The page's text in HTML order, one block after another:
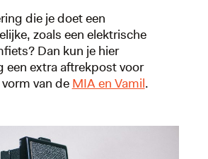
die je doet een
zoals een elektrische
Dan kun je hier
een extra aftrekpost voor
van de MIA en Vamil.